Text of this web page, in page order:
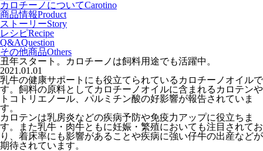
カロチーノについてCarotino
商品情報Product
ストーリーStory
レシピRecipe
Q&AQuestion
その他商品Others
丑年スタート。カロチーノは飼料用途でも活躍中。
2021.01.01
乳牛の健康サポートにも役立てられているカロチーノオイルで
す。飼料の原料としてカロチーノオイルに含まれるカロテンや
トコトリエノール、パルミチン酸の好影響が報告されていま
す。
カロテンは乳房炎などの疾病予防や免疫力アップに役立ちま
す。また乳牛・肉牛ともに妊娠・繁殖においても注目されてお
り、着床率にも影響があることや疾病に強い仔牛の出産などが
期待されています。